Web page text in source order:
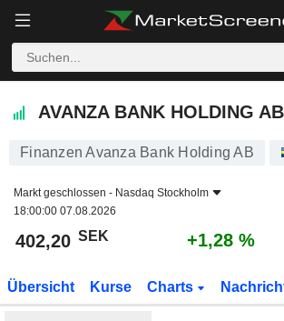
AVANZA BANK HOLDING AB
Finanzen Avanza Bank Holding AB
Markt geschlossen - Nasdaq Stockholm
18:00:00 07.08.2026
402,20 SEK +1,28 %
Übersicht Kurse Charts